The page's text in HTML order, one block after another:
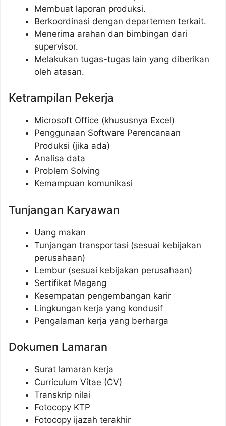
Membuat laporan produksi.
Berkoordinasi dengan departemen terkait.
Menerima arahan dan bimbingan dari
supervisor.
Melakukan tugas-tugas lain yang diberikan
oleh atasan.
Ketrampilan Pekerja
Microsoft Office (khususnya Excel)
Penggunaan Software Perencanaan
Produksi (jika ada)
Analisa data
Problem Solving
Kemampuan komunikasi
Tunjangan Karyawan
Uang makan
Tunjangan transportasi (sesuai kebijakan
perusahaan)
Lembur (sesuai kebijakan perusahaan)
Sertifikat Magang
Kesempatan pengembangan karir
Lingkungan kerja yang kondusif
Pengalaman kerja yang berharga
Dokumen Lamaran
Surat lamaran kerja
Curriculum Vitae (CV)
Transkrip nilai
Fotocopy KTP
Fotocopy ijazah terakhir